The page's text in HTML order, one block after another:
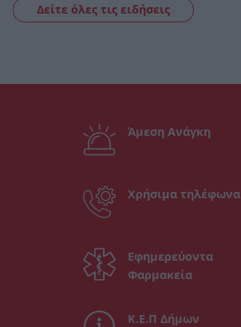
Δείτε όλες τις ειδήσεις
Άμεση Ανάγκη
Χρήσιμα τηλέφωνα
Εφημερεύοντα
Φαρμακεία
Κ.Ε.Π Δήμων